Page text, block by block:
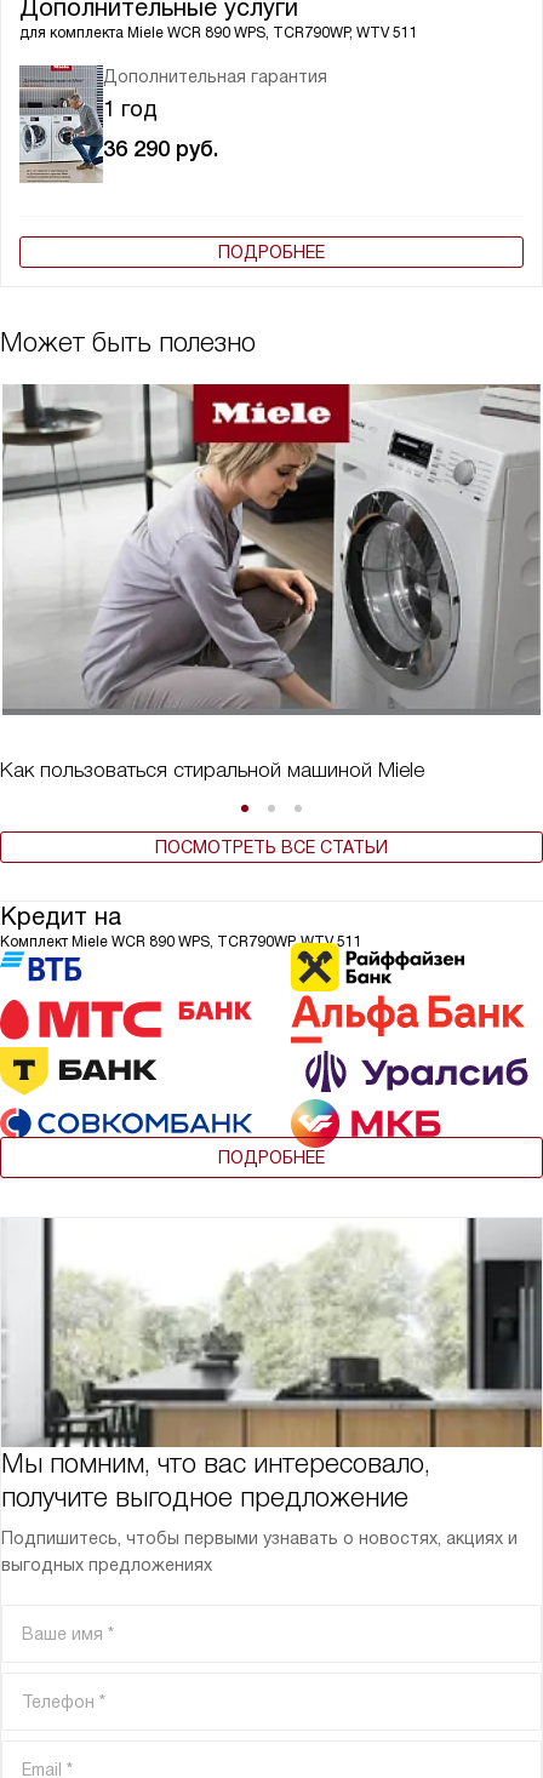
Дополнительные услуги
для комплекта Miele WCR 890 WPS, TCR790WP, WTV 511
Дополнительная гарантия
1 год
36 290 руб.
ПОДРОБНЕЕ
Может быть полезно
Как пользоваться стиральной машиной Miele
ПОСМОТРЕТЬ ВСЕ СТАТЬИ
Кредит на
Комплект Miele WCR 890 WPS, TCR790WP, WTV 511
ПОДРОБНЕЕ
Мы помним, что вас интересовало,
получите выгодное предложение
Подпишитесь, чтобы первыми узнавать о новостях, акциях и
выгодных предложениях